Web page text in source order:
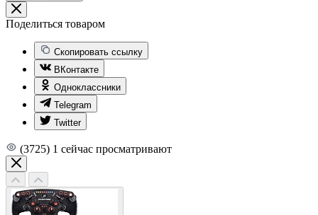
Поделиться товаром
Скопировать ссылку
ВКонтакте
Одноклассники
Telegram
Twitter
(3725) 1 сейчас просматривают